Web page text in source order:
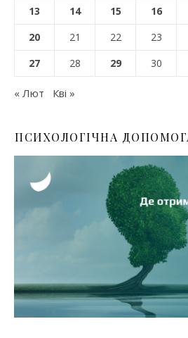
13
14 15 16
20
21 22 23
27
28 29 30
« Лют Кві »
ПСИХОЛОГІЧНА